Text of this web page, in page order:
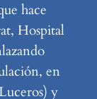
hace
Hospital
en
y